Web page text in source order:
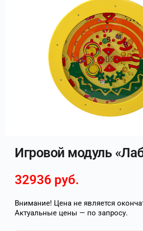
Игровой модуль
32936 руб.
Внимание! Цена не является
Актуальные цены — по запросу.